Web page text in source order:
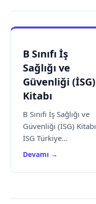
B Sınıfı İş
Sağlığı ve
Güvenliği (İSG)
Kitabı
B Sınıfı İş Sağlığı ve
Güvenliği (İSG) Kitabı
İSG Türkiye...
Devamı →